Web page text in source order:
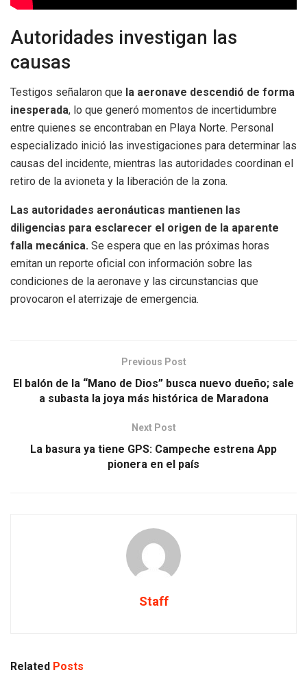
Autoridades investigan las
causas
Testigos señalaron que la aeronave descendió de forma
inesperada, lo que generó momentos de incertidumbre
entre quienes se encontraban en Playa Norte. Personal
especializado inició las investigaciones para determinar las
causas del incidente, mientras las autoridades coordinan el
retiro de la avioneta y la liberación de la zona.
Las autoridades aeronáuticas mantienen las
diligencias para esclarecer el origen de la aparente
falla mecánica. Se espera que en las próximas horas
emitan un reporte oficial con información sobre las
condiciones de la aeronave y las circunstancias que
provocaron el aterrizaje de emergencia.
Previous Post
El balón de la “Mano de Dios” busca nuevo dueño; sale
a subasta la joya más histórica de Maradona
Next Post
La basura ya tiene GPS: Campeche estrena App
pionera en el país
Staff
Related Posts